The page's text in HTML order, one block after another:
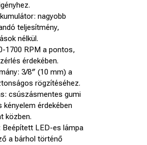
nagyobb
teljesítmény,
nélkül.
1700 RPM a pontos,
érdekében.
3/8″ (10 mm) a
rögzítéséhez.
csúszásmentes gumi
érdekében
közben.
Beépített LED-es lámpa
a bárhol történő